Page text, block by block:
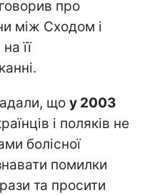
про
між Сходом і
її
що у 2003
і поляків не
болісної
помилки
та просити